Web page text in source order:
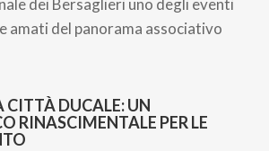
dei Bersaglieri uno degli eventi
amati del panorama associativo
CITTÀ DUCALE: UN
RINASCIMENTALE PER LE